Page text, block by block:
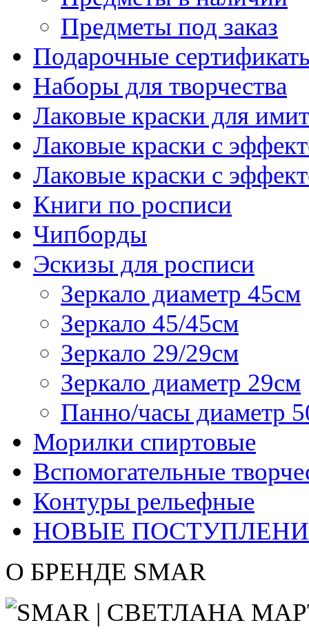
Предметы под заказ
Подарочные
Наборы для творчества
Лаковые краски для
Лаковые краски с
Лаковые краски с
Книги по росписи
Чипборды
Эскизы для росписи
Зеркало диаметр 45см
Зеркало 45/45см
Зеркало 29/29см
Зеркало диаметр 29см
Панно/часы диаметр
Морилки спиртовые
Вспомогательные
Контуры рельефные
НОВЫЕ
О БРЕНДЕ SMAR